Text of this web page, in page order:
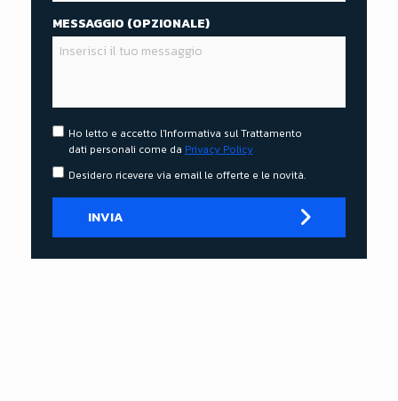
MESSAGGIO (OPZIONALE)
S
N
I
T
Ho letto e accetto l'Informativa sul Trattamento
dati personali come da Privacy Policy
S
T
Desidero ricevere via email le offerte e le novità.
INVIA